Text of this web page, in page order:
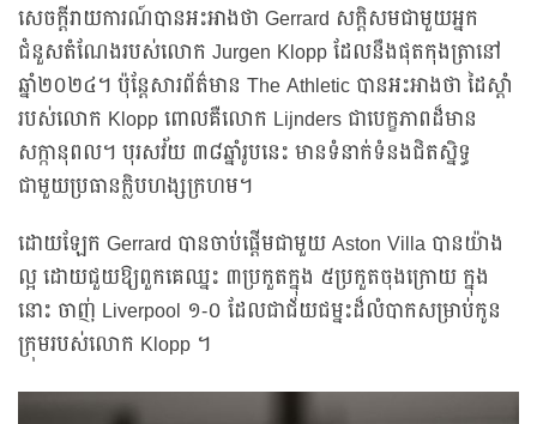
សេចក្ដីរាយការណ៍បានអះអាងថា Gerrard សក្តិសមជាមួយអ្នក
ជំនួសតំណែងរបស់លោក Jurgen Klopp ដែលនឹងផុតកុងត្រានៅ
ឆ្នាំ២០២៤។ ប៉ុន្តែសារព័ត៌មាន The Athletic បានអះអាងថា ដៃស្ដាំ
របស់លោក Klopp ពោលគឺលោក Lijnders ជាបេក្ខភាពដ៏មាន
សក្កានុពល។ បុរសវ័យ ៣៨ឆ្នាំរូបនេះ មានទំនាក់ទំនងជិតស្និទ្ធ
ជាមួយប្រធានក្លិបហង្សក្រហម។
ដោយឡែក Gerrard បានចាប់ផ្ដើមជាមួយ Aston Villa បានយ៉ាង
ល្អ ដោយជួយឱ្យពួកគេឈ្នះ ៣ប្រកួតក្នុង ៥ប្រកួតចុងក្រោយ ក្នុង
នោះ ចាញ់ Liverpool ១-០ ដែលជាជ័យជម្នះដ៏លំបាកសម្រាប់កូន
ក្រុមរបស់លោក Klopp ។